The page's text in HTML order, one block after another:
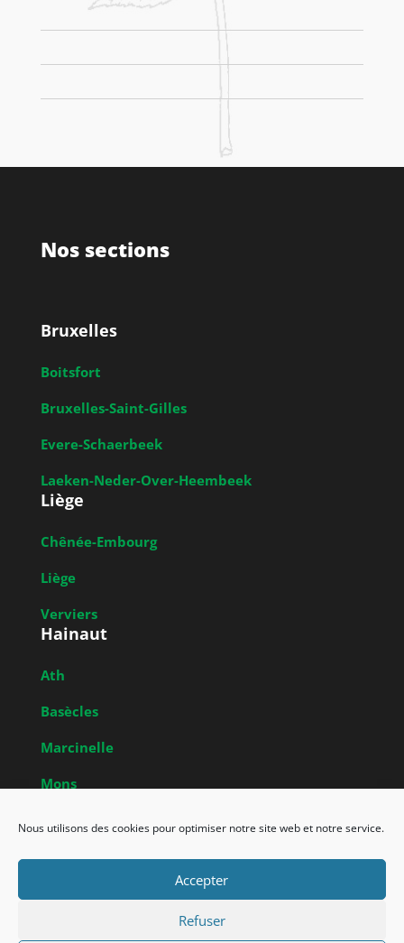
Nous utilisons des cookies pour optimiser notre site web et notre service.
Accepter
Refuser
Nos sections
Bruxelles
Boitsfort
Bruxelles-Saint-Gilles
Evere-Schaerbeek
Laeken-Neder-Over-Heembeek
Liège
Chênée-Embourg
Liège
Verviers
Hainaut
Ath
Basècles
Marcinelle
Mons
Obrecheuil
Union Francophone des Amis de la Nature de
Belgique a.s.b.l. – Powered by Media2001